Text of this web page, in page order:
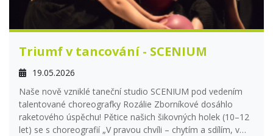
Triumf v tancování - SCENIUM
19.05.2026
Naše nově vzniklé taneční studio SCENIUM pod vedením
talentované choreografky Rozálie Zborníkové dosáhlo
raketového úspěchu! Pětice našich šikovných holek (10–12
let) se s choreografií „V pravou chvíli – chytím a sdílím, v